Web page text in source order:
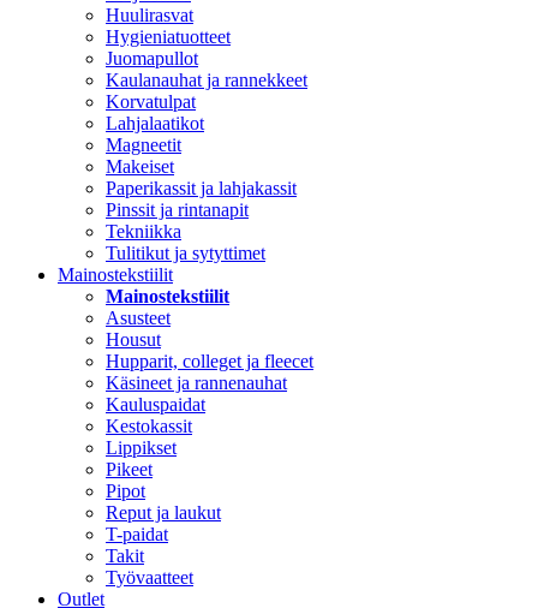
Huulirasvat
Hygieniatuotteet
Juomapullot
Kaulanauhat ja rannekkeet
Korvatulpat
Lahjalaatikot
Magneetit
Makeiset
Paperikassit ja lahjakassit
Pinssit ja rintanapit
Tekniikka
Tulitikut ja sytyttimet
Mainostekstiilit
Mainostekstiilit
Asusteet
Housut
Hupparit, colleget ja fleecet
Käsineet ja rannenauhat
Kauluspaidat
Kestokassit
Lippikset
Pikeet
Pipot
Reput ja laukut
T-paidat
Takit
Työvaatteet
Outlet